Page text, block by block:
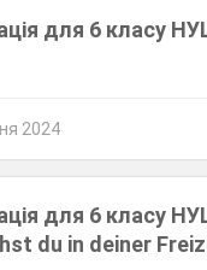
для 6 класу
2024
для 6 класу
du in deiner